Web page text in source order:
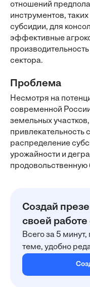
отношений
инструментов,
субсидии, для
эффективные
сектора.
Проблема
Несмотря на
современной
земельных
привлекательность
распределение
урожайности и
продовольственную
Создай
своей
Всего за 5 минут,
теме, удобно